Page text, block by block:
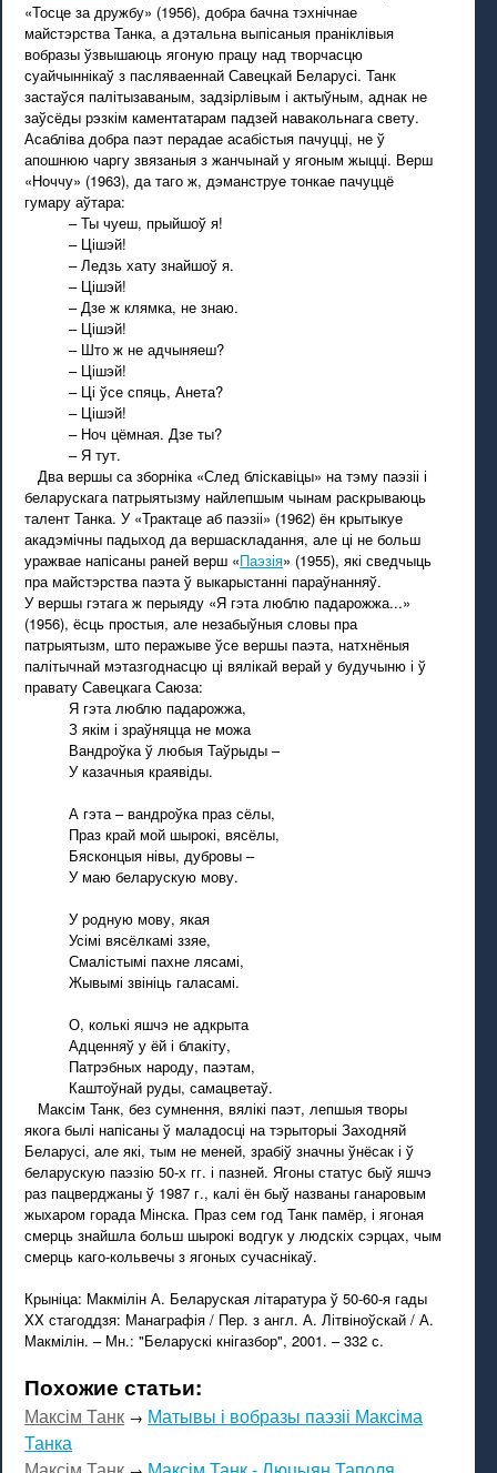
«Тосце за дружбу» (1956), добра бачна тэхнічнае
майстэрства Танка, а дэтальна выпісаныя праніклівыя
вобразы ўзвышаюць ягоную працу над творчасцю
суайчыннікаў з пасляваеннай Савецкай Беларусі. Танк
застаўся палітызаваным, задзірлівым і актыўным, аднак не
заўсёды рэзкім каментатарам падзей навакольнага свету.
Асабліва добра паэт перадае асабістыя пачуцці, не ў
апошнюю чаргу звязаныя з жанчынай у ягоным жыцці. Верш
«Ноччу» (1963), да таго ж, дэманструе тонкае пачуццё
гумару аўтара:
– Ты чуеш, прыйшоў я!
– Цішэй!
– Ледзь хату знайшоў я.
– Цішэй!
– Дзе ж клямка, не знаю.
– Цішэй!
– Што ж не адчыняеш?
– Цішэй!
– Ці ўсе спяць, Анета?
– Цішэй!
– Ноч цёмная. Дзе ты?
– Я тут.
Два вершы са зборніка «След бліскавіцы» на тэму паэзіі і
беларускага патрыятызму найлепшым чынам раскрываюць
талент Танка. У «Трактаце аб паэзіі» (1962) ён крытыкуе
акадэмічны падыход да вершаскладання, але ці не больш
уражвае напісаны раней верш «Паэзія» (1955), які сведчыць
пра майстэрства паэта ў выкарыстанні параўнанняў.
У вершы гэтага ж перыяду «Я гэта люблю падарожжа...»
(1956), ёсць простыя, але незабыўныя словы пра
патрыятызм, што перажыве ўсе вершы паэта, натхнёныя
палітычнай мэтазгоднасцю ці вялікай верай у будучыню і ў
правату Савецкага Саюза:
Я гэта люблю падарожжа,
З якім і зраўняцца не можа
Вандроўка ў любыя Таўрыды –
У казачныя краявіды.
А гэта – вандроўка праз сёлы,
Праз край мой шырокі, вясёлы,
Бясконцыя нівы, дубровы –
У маю беларускую мову.
У родную мову, якая
Усімі вясёлкамі ззяе,
Смалістымі пахне лясамі,
Жывымі звініць галасамі.
О, колькі яшчэ не адкрыта
Адценняў у ёй і блакіту,
Патрэбных народу, паэтам,
Каштоўнай руды, самацветаў.
Максім Танк, без сумнення, вялікі паэт, лепшыя творы
якога былі напісаны ў маладосці на тэрыторыі Заходняй
Беларусі, але які, тым не меней, зрабіў значны ўнёсак і ў
беларускую паэзію 50-х гг. і пазней. Ягоны статус быў яшчэ
раз пацверджаны ў 1987 г., калі ён быў названы ганаровым
жыхаром горада Мінска. Праз сем год Танк памёр, і ягоная
смерць знайшла больш шырокі водгук у людскіх сэрцах, чым
смерць каго-кольвечы з ягоных сучаснікаў.
Крыніца: Макмілін А. Беларуская літаратура ў 50-60-я гады
XX стагоддзя: Манаграфія / Пер. з англ. А. Літвіноўскай / А.
Макмілін. – Мн.: "Беларускі кнігазбор", 2001. – 332 с.
Похожие статьи:
Максім Танк → Матывы і вобразы паэзіі Максіма
Танка